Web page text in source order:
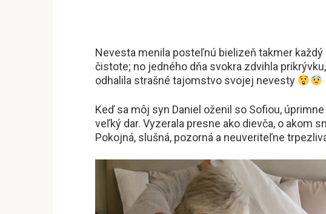
Nevesta menila posteľnú bielizeň takmer každý
čistote; no jedného dňa svokra zdvihla
odhalila strašné tajomstvo svojej nevesty
Keď sa môj syn Daniel oženil so Sofiou,
veľký dar. Vyzerala presne ako dievča, o akom
Pokojná, slušná, pozorná a neuveriteľne